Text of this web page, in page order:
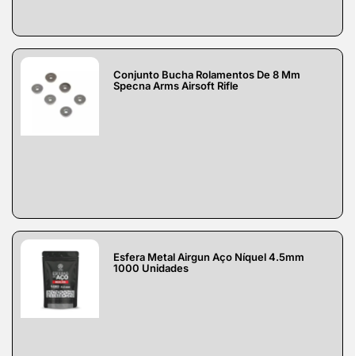
Conjunto Bucha Rolamentos De 8 Mm
Specna Arms Airsoft Rifle
Esfera Metal Airgun Aço Níquel 4.5mm
1000 Unidades